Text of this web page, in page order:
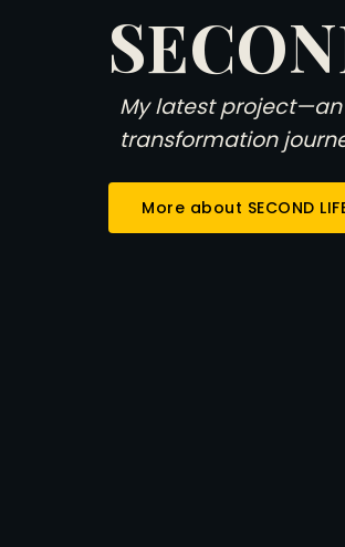
My latest
transformation
More about SECOND